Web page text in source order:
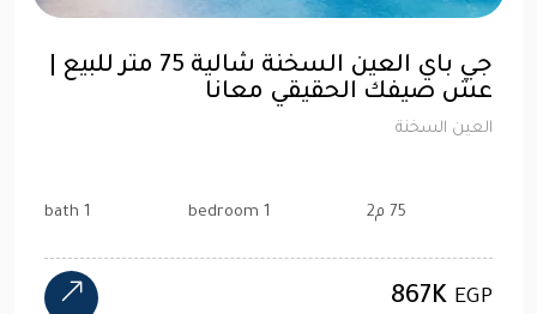
جي باي العين السخنة شالية 75 متر للبيع |
عش صيفك الحقيقي معانا
العين السخنة
75 م2 1 bedroom
1 bath
867K EGP